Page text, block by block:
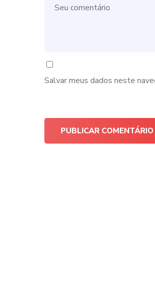
Salvar meus dados neste